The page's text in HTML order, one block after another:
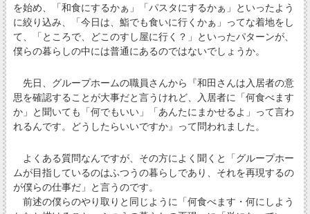
を始め、「和食にするかぁ」「パスタにするかぁ」といったよう
に絞り込み、「今日は、鮨でも食いに行くかぁ」ってな着地をし
て、「ところで、どこのすし屋に行く？」といったパターンが、
僕らの暮らしの中には普通にあるのではないでしょうか。
先日、グループホームの職員さんから『和田さんは入居者の意
思を確認することが大事だと言うけれど、入居者に「何食べます
か」と聞いても「何でもいい」「あんたにまかせるよ」って言わ
れるんです。どうしたらいいですか』って問われました。
よくある質問なんですが、その方によく聞くと「グループホー
ムが目指しているのはふつうの暮らしであり、それを再現するの
が僕らの仕事だ」と言うのです。
前述の僕らのやり取りと同じように「何食べます・何にしよう